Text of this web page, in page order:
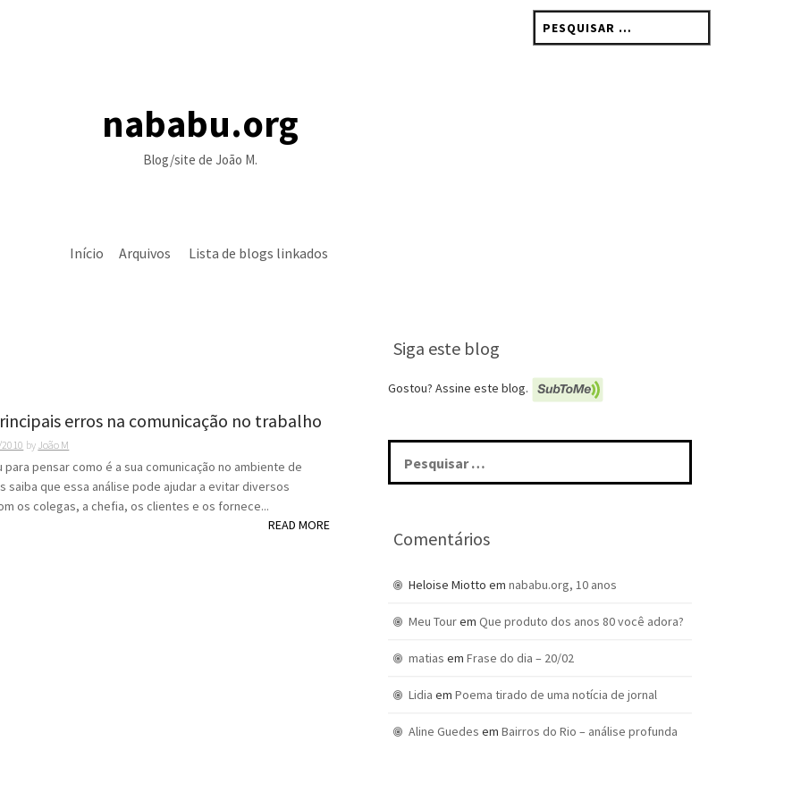
por:
nababu.org
Blog/site de João M.
Início Arquivos Lista de blogs linkados
erros na comunicação no trabalho
by João M
para pensar como é a sua comunicação no ambiente de
saiba que essa análise pode ajudar a evitar diversos
os colegas, a chefia, os clientes e os fornece...
READ MORE
Siga este blog
Gostou? Assine este blog.
Pesquisar
por:
Comentários
Heloise Miotto em nababu.org, 10 anos
Meu Tourem Que produto dos anos 80 você adora?
matias em Frase do dia – 20/02
Lidia em Poema tirado de uma notícia de jornal
Aline Guedes em Bairros do Rio – análise profunda